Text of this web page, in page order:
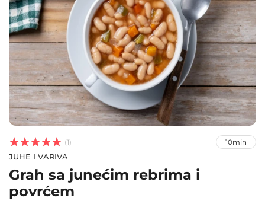


 (1) 10min
JUHE I VARIVA
Grah sa junećim rebrima i
povrćem